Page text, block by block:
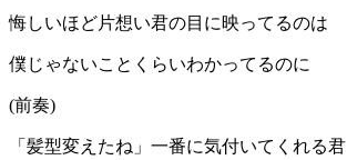
悔しいほど片想い君の目に映ってるのは
僕じゃないことくらいわかってるのに
(前奏)
「髪型変えたね」一番に気付いてくれる君